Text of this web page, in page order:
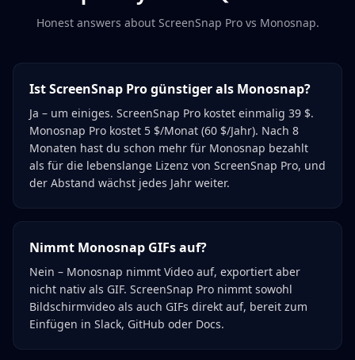
Honest answers about ScreenSnap Pro vs Monosnap.
Ist ScreenSnap Pro günstiger als Monosnap?
Ja – um einiges. ScreenSnap Pro kostet einmalig 39 $.
Monosnap Pro kostet 5 $/Monat (60 $/Jahr). Nach 8
Monaten hast du schon mehr für Monosnap bezahlt
als für die lebenslange Lizenz von ScreenSnap Pro, und
der Abstand wächst jedes Jahr weiter.
Nimmt Monosnap GIFs auf?
Nein – Monosnap nimmt Video auf, exportiert aber
nicht nativ als GIF. ScreenSnap Pro nimmt sowohl
Bildschirmvideo als auch GIFs direkt auf, bereit zum
Einfügen in Slack, GitHub oder Docs.